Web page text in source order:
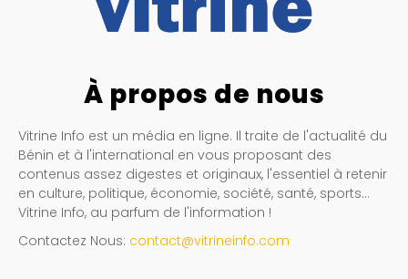
À propos de nous
Vitrine Info est un média en ligne. Il traite de l'actualité du
Bénin et à l'international en vous proposant des
contenus assez digestes et originaux, l'essentiel à retenir
en culture, politique, économie, société, santé, sports…
Vitrine Info, au parfum de l'information !
Contactez Nous: contact@vitrineinfo.com